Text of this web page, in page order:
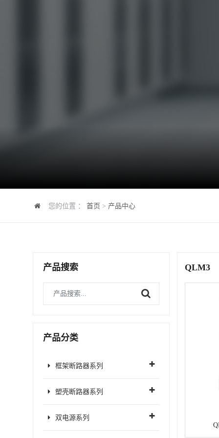
您的位置 ：首页 > 产品中心
产品搜索
产品分类
框架断路器系列
塑壳断路器系列
双电源系列
QLM3